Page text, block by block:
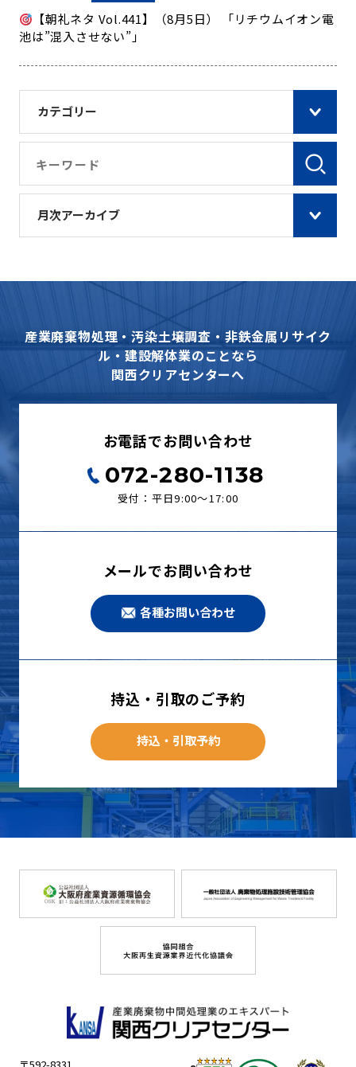
カテゴリー
月次アーカイブ
【朝礼ネタ Vol.441】（8月5日） 「リチウムイオン電
池は”混入させない”」
産業廃棄物処理・汚染土壌調査・非鉄金属リサイク
ル・建設解体業のことなら
関西クリアセンターへ
お電話でお問い合わせ
072-280-1138
受付：平日9:00〜17:00
メールでお問い合わせ
各種お問い合わせ
持込・引取のご予約
持込・引取予約